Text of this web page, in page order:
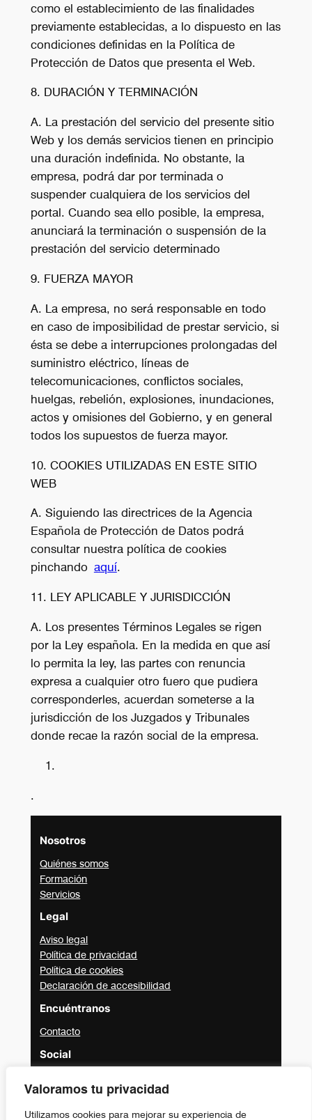
Valoramos tu privacidad
Utilizamos cookies para mejorar su experiencia de
como el establecimiento de las finalidades
previamente establecidas, a lo dispuesto en las
condiciones definidas en la Política de
Protección de Datos que presenta el Web.
8. DURACIÓN Y TERMINACIÓN
A. La prestación del servicio del presente sitio
Web y los demás servicios tienen en principio
una duración indefinida. No obstante, la
empresa, podrá dar por terminada o
suspender cualquiera de los servicios del
portal. Cuando sea ello posible, la empresa,
anunciará la terminación o suspensión de la
prestación del servicio determinado
9. FUERZA MAYOR
A. La empresa, no será responsable en todo
en caso de imposibilidad de prestar servicio, si
ésta se debe a interrupciones prolongadas del
suministro eléctrico, líneas de
telecomunicaciones, conflictos sociales,
huelgas, rebelión, explosiones, inundaciones,
actos y omisiones del Gobierno, y en general
todos los supuestos de fuerza mayor.
10. COOKIES UTILIZADAS EN ESTE SITIO
WEB
A. Siguiendo las directrices de la Agencia
Española de Protección de Datos podrá
consultar nuestra política de cookies
pinchando aquí.
11. LEY APLICABLE Y JURISDICCIÓN
A. Los presentes Términos Legales se rigen
por la Ley española. En la medida en que así
lo permita la ley, las partes con renuncia
expresa a cualquier otro fuero que pudiera
corresponderles, acuerdan someterse a la
jurisdicción de los Juzgados y Tribunales
donde recae la razón social de la empresa.
.
Nosotros
Quiénes somos
Formación
Servicios
Legal
Aviso legal
Política de privacidad
Política de cookies
Declaración de accesibilidad
Encuéntranos
Contacto
Social
Instagram